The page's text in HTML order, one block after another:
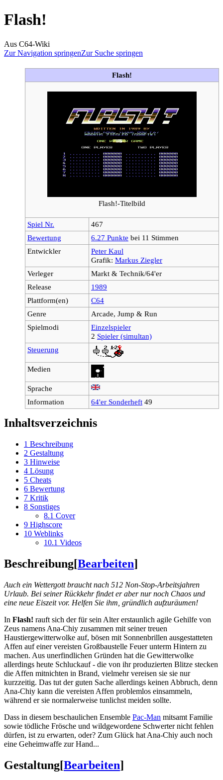
Flash!
Aus C64-Wiki
Zur Navigation springenZur Suche springen
Flash!
Flash!-Titelbild
Spiel Nr.
467
Bewertung
6.27 Punkte bei 11 Stimmen
Entwickler
Peter Kaul
Grafik: Markus Ziegler
Verleger
Markt & Technik/64'er
Release
1989
Plattform(en)
C64
Genre
Arcade, Jump & Run
Spielmodi
Einzelspieler
2 Spieler (simultan)
Steuerung
Medien
Sprache
Information
64'er Sonderheft 49
Inhaltsverzeichnis
1 Beschreibung
2 Gestaltung
3 Hinweise
4 Lösung
5 Cheats
6 Bewertung
7 Kritik
8 Sonstiges
8.1 Cover
9 Highscore
10 Weblinks
10.1 Videos
Beschreibung[Bearbeiten]
Auch ein Wettergott braucht nach 512 Non-Stop-Arbeitsjahren
Urlaub. Bei seiner Rückkehr findet er aber nur noch Chaos und
eine neue Eiszeit vor. Helfen Sie ihm, gründlich aufzuräumen!
In Flash! rauft sich der für sein Alter erstaunlich agile Gehilfe von
Zeus namens Ana-Chiy zusammen mit seiner treuen
Haustiergewitterwolke auf, bösen mit Sonnenbrillen ausgestatteten
Affen auf einer vereisten Großbaustelle Feuer unterm Hintern zu
machen. Aus unerfindlichen Gründen hat die Gewitterwolke
allerdings heute Schluckauf - die von ihr produzierten Blitze stecken
die Affen mitnichten in Brand, vielmehr vereisen sie sie nur
kurzzeitig. Das tut der guten Sache allerdings keinen Abbruch, denn
Ana-Chiy kann die vereisten Affen problemlos einsammeln,
während er sie normalerweise tunlichst meiden sollte.
Dass in diesem beschaulichen Ensemble Pac-Man mitsamt Familie
sowie tödliche Frösche und wildgewordene Schwerter nicht fehlen
dürfen, ist zu erwarten, oder? Zum Glück hat Ana-Chiy auch noch
eine Geheimwaffe zur Hand...
Gestaltung[Bearbeiten]